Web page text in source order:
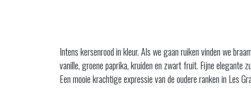
Intens kersenrood in kleur. Als we gaan ruiken vinden we
vanille, groene paprika, kruiden en zwart fruit. Fijne elegante
Een mooie krachtige expressie van de oudere ranken in Les